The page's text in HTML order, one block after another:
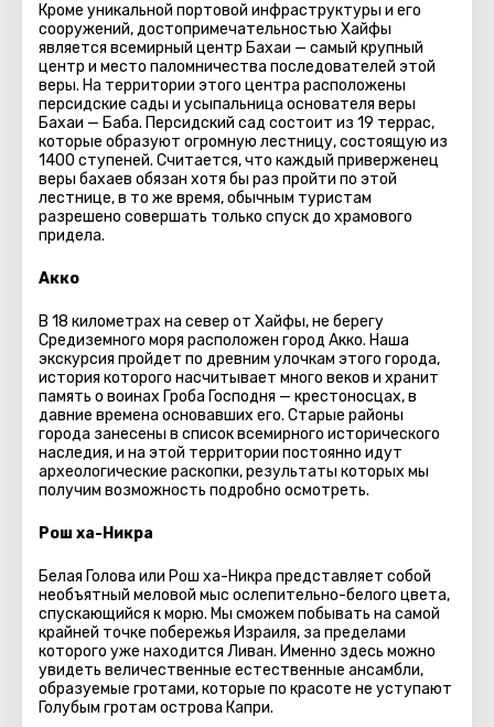
Кроме уникальной портовой инфраструктуры и его
сооружений, достопримечательностью Хайфы
является всемирный центр Бахаи — самый крупный
центр и место паломничества последователей этой
веры. На территории этого центра расположены
персидские сады и усыпальница основателя веры
Бахаи — Баба. Персидский сад состоит из 19 террас,
которые образуют огромную лестницу, состоящую из
1400 ступеней. Считается, что каждый приверженец
веры бахаев обязан хотя бы раз пройти по этой
лестнице, в то же время, обычным туристам
разрешено совершать только спуск до храмового
придела.
Акко
В 18 километрах на север от Хайфы, не берегу
Средиземного моря расположен город Акко. Наша
экскурсия пройдет по древним улочкам этого города,
история которого насчитывает много веков и хранит
память о воинах Гроба Господня — крестоносцах, в
давние времена основавших его. Старые районы
города занесены в список всемирного исторического
наследия, и на этой территории постоянно идут
археологические раскопки, результаты которых мы
получим возможность подробно осмотреть.
Рош ха-Никра
Белая Голова или Рош ха-Никра представляет собой
необъятный меловой мыс ослепительно-белого цвета,
спускающийся к морю. Мы сможем побывать на самой
крайней точке побережья Израиля, за пределами
которого уже находится Ливан. Именно здесь можно
увидеть величественные естественные ансамбли,
образуемые гротами, которые по красоте не уступают
Голубым гротам острова Капри.